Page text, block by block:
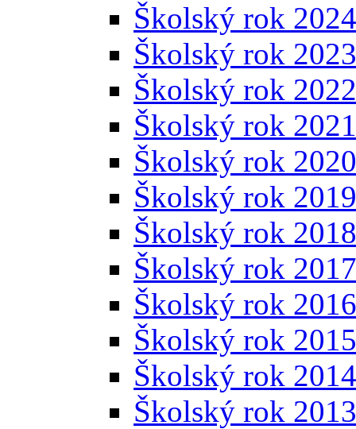
Školský rok
Školský rok
Školský rok
Školský rok
Školský rok
Školský rok
Školský rok
Školský rok
Školský rok
Školský rok
Školský rok
Školský rok